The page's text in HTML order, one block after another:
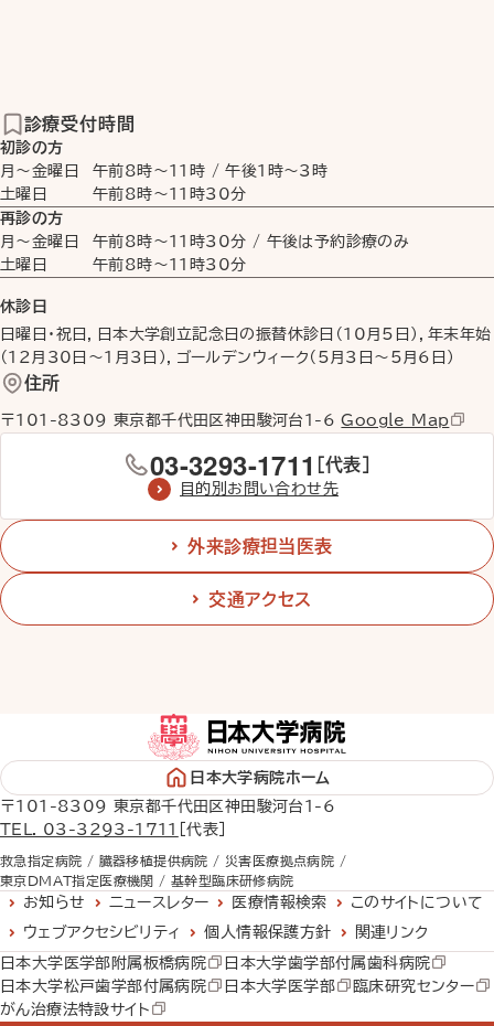
診療受付時間
初診の方
月〜金曜日
午前8時〜11時 /午後1時〜3時
土曜日
午前8時〜11時30分
再診の方
月〜金曜日
午前8時〜11時30分 / 午後は予約診療のみ
土曜日
午前8時〜11時30分
休診日
日曜日・祝日，日本大学創立記念日の振替休診日（10月5日），年末年始
（12月30日〜1月3日），ゴールデンウィーク（5月3日〜5月6日）
住所
〒101-8309 東京都千代田区神田駿河台1-6Google Map
03-3293-1711 ［代表］
目的別お問い合わせ先
外来診療担当医表
交通アクセス
日本大学病院ホーム
〒101-8309 東京都千代田区神田駿河台1-6
TEL. 03-3293-1711
［代表］
救急指定病院 / 臓器移植提供病院 / 災害医療拠点病院 /
東京DMAT指定医療機関 / 基幹型臨床研修病院
お知らせ ニュースレター 医療情報検索
このサイトについて
ウェブアクセシビリティ
個人情報保護方針
関連リンク
日本大学医学部附属板橋病院
日本大学歯学部付属歯科病院
日本大学松戸歯学部付属病院
日本大学医学部
臨床研究センター
がん治療法特設サイト